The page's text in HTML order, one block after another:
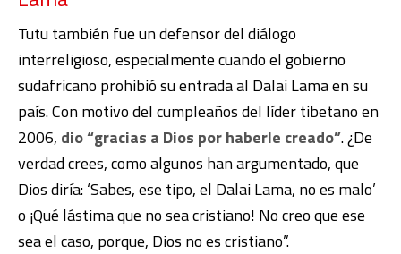
Tutu también fue un defensor del diálogo
interreligioso, especialmente cuando el gobierno
sudafricano prohibió su entrada al Dalai Lama en su
país. Con motivo del cumpleaños del líder tibetano en
2006, dio “gracias a Dios por haberle creado”. ¿De
verdad crees, como algunos han argumentado, que
Dios diría: ‘Sabes, ese tipo, el Dalai Lama, no es malo’
o ¡Qué lástima que no sea cristiano! No creo que ese
sea el caso, porque, Dios no es cristiano”.